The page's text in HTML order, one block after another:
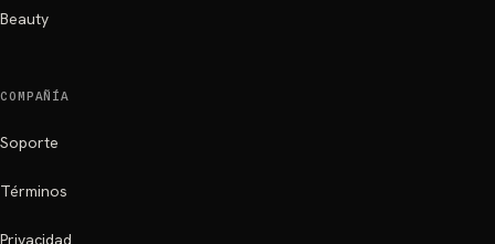
Beauty
COMPAÑÍA
Soporte
Términos
Privacidad